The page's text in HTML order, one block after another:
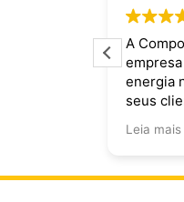
A
energia
seus
Leia mais